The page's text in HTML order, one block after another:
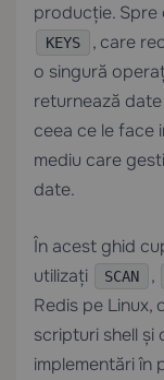
producție. Spre
KEYS
, care
o singură
returnează
ceea ce le face
mediu care
date.
În acest ghid
utilizați
SCAN ,
Redis pe Linux,
scripturi shell și
implementări în